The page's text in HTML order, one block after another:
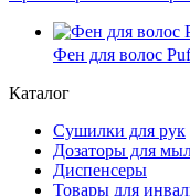
Фен для волос
Каталог
Сушилки для рук
Дозаторы для
Диспенсеры
Товары для